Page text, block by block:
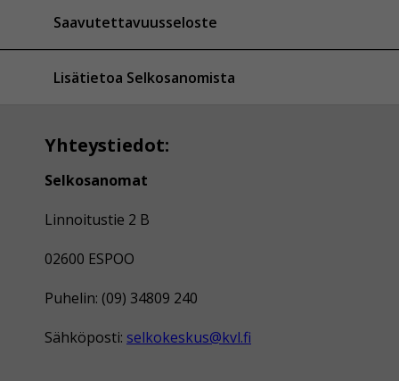
Saavutettavuusseloste
Lisätietoa Selkosanomista
Yhteystiedot:
Selkosanomat
Linnoitustie 2 B
02600 ESPOO
Puhelin: (09) 34809 240
Sähköposti: selkokeskus@kvl.fi